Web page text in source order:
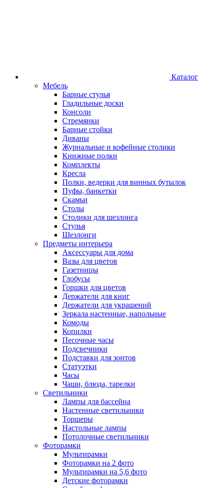
Каталог
Мебель
Барные стулья
Гладильные доски
Консоли
Стремянки
Барные стойки
Диваны
Журнальные и кофейные столики
Книжные полки
Комплекты
Кресла
Полки, ведерки для винных бутылок
Пуфы, банкетки
Скамьи
Столы
Столики для шезлонга
Стулья
Шезлонги
Предметы интерьера
Аксессуары для дома
Вазы для цветов
Газетницы
Глобусы
Горшки для цветов
Держатели для книг
Держатели для украшений
Зеркала настенные, напольные
Комоды
Копилки
Песочные часы
Подсвечники
Подставки для зонтов
Статуэтки
Часы
Чаши, блюда, тарелки
Светильники
Лампы для бассейна
Настенные светильники
Торшеры
Настольные лампы
Потолочные светильники
Фоторамки
Мультирамки
Фоторамки на 2 фото
Мультирамки на 5,6 фото
Детские фоторамки